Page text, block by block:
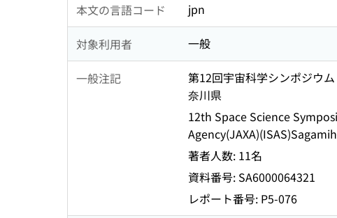
本文の言語コード jpn
対象利用者 一般
一般注記
第12回宇宙科学シンポジウ
奈川県
12th Space Science
著者人数: 11名
資料番号: SA6000064321
レポート番号: P5-076